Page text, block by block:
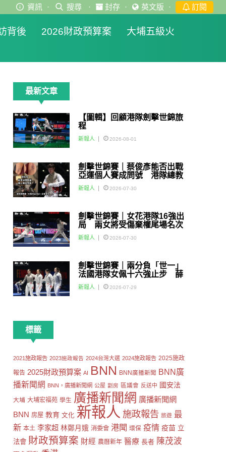
資訊 · 搜尋 · 封存 · 英文版 · 訂閱
背後 2026財政預算案
大埔五級火
最新文章
【圖輯】回顧港隊劍擊世錦旅
程
新報人 2026-08-01
劍擊世錦賽｜蔡俊彥能否出戰
亞運個人賽成問號 港隊總教
練：如醫生話可以一定會用佢
新報人 2026-07-30
劍擊世錦賽｜女花港隊16強出
局 兩女將受傷棄權尾場名次
賽
新報人 2026-07-30
劍擊世錦賽｜兩分負「世一」
法國港隊女佩十六強止步 薛
雅齊：我好有信心我哋可以做
到世界級嘅Team
新報人 2026-07-29
標籤
2021施政報告 2023施政報告 2024台灣大選 2024施政報告 2025施政
報告 2025財政預算案 AI BNN BNN廣播新聞
BNN廣
播新聞網 BNN，廣播新聞網 公屋 劏房 區議會 反送中 國安法
大埔 大埔宏福苑 學生 廣播新聞網 廣播新聞網
BNN 房屋 教育 文化 新報人 施政報告 旅遊 最
新 本土 李家超 林鄭月娥 消委會 港聞 環保 疫情 疫苗 立
法會 財政預算案 財經 農曆新年 醫療 長者 陳茂波